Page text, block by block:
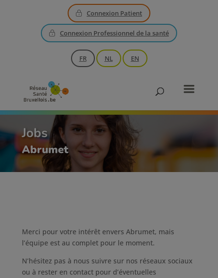
Connexion Patient
Connexion Professionnel de la santé
FR NL EN
Jobs
Abrumet
Merci pour votre intérêt envers Abrumet, mais
l’équipe est au complet pour le moment.
N’hésitez pas à nous suivre sur nos réseaux sociaux
ou à rester en contact pour d’éventuelles